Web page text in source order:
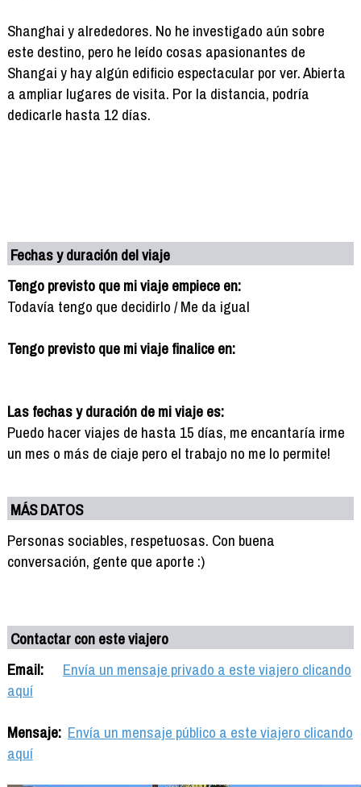
Shanghai y alrededores. No he investigado aún sobre
este destino, pero he leído cosas apasionantes de
Shangai y hay algún edificio espectacular por ver. Abierta
a ampliar lugares de visita. Por la distancia, podría
dedicarle hasta 12 días.
Fechas y duración del viaje
Tengo previsto que mi viaje empiece en:
Todavía tengo que decidirlo / Me da igual
Tengo previsto que mi viaje finalice en:
Las fechas y duración de mi viaje es:
Puedo hacer viajes de hasta 15 días, me encantaría irme
un mes o más de ciaje pero el trabajo no me lo permite!
MÁS DATOS
Personas sociables, respetuosas. Con buena
conversación, gente que aporte :)
Contactar con este viajero
Email:
Envía un mensaje privado a este viajero clicando
aquí
Mensaje: Envía un mensaje público a este viajero clicando
aquí